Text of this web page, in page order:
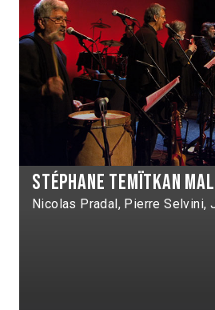
Stéphane temïtkan
Nicolas Pradal, Pierre Selvini,